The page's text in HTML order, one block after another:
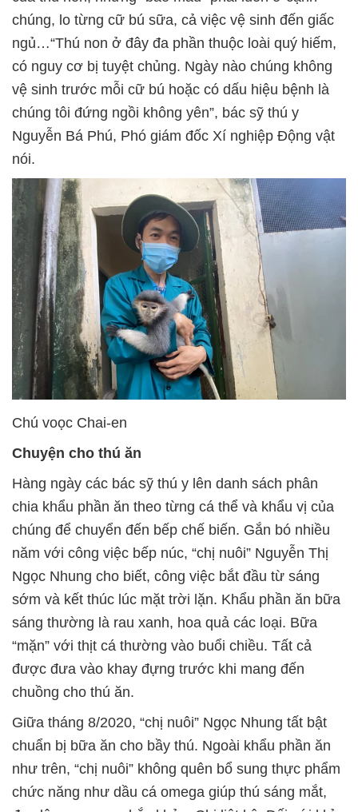
chúng, lo từng cữ bú sữa, cả việc vệ sinh đến giấc
ngủ…“Thú non ở đây đa phần thuộc loài quý hiếm,
có nguy cơ bị tuyệt chủng. Ngày nào chúng không
vệ sinh trước mỗi cữ bú hoặc có dấu hiệu bệnh là
chúng tôi đứng ngồi không yên”, bác sỹ thú y
Nguyễn Bá Phú, Phó giám đốc Xí nghiệp Động vật
nói.
Chú voọc Chai-en
Chuyện cho thú ăn
Hàng ngày các bác sỹ thú y lên danh sách phân
chia khẩu phần ăn theo từng cá thể và khẩu vị của
chúng để chuyển đến bếp chế biến. Gắn bó nhiều
năm với công việc bếp núc, “chị nuôi” Nguyễn Thị
Ngọc Nhung cho biết, công việc bắt đầu từ sáng
sớm và kết thúc lúc mặt trời lặn. Khẩu phần ăn bữa
sáng thường là rau xanh, hoa quả các loại. Bữa
“mặn” với thịt cá thường vào buổi chiều. Tất cả
được đưa vào khay đựng trước khi mang đến
chuồng cho thú ăn.
Giữa tháng 8/2020, “chị nuôi” Ngọc Nhung tất bật
chuẩn bị bữa ăn cho bầy thú. Ngoài khẩu phần ăn
như trên, “chị nuôi” không quên bổ sung thực phẩm
chức năng như dầu cá omega giúp thú sáng mắt,